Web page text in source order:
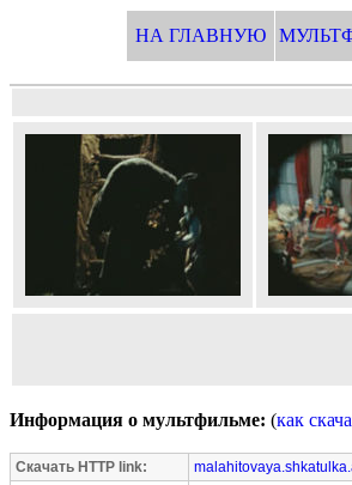
НА ГЛАВНУЮ
Информация о мультфильме: (как
Скачать HTTP link: